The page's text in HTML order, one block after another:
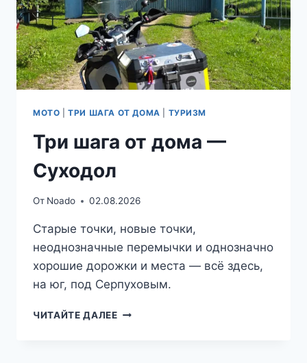
МОТО |ТРИ ШАГА ОТ ДОМА ТУРИЗМ
Три шага от дома —
Суходол
От Noado 02.08.2026
Старые точки, новые точки,
неоднозначные перемычки и однозначно
хорошие дорожки и места — всё здесь,
на юг, под Серпуховым.
ЧИТАЙТЕ ДАЛЕЕТРИ